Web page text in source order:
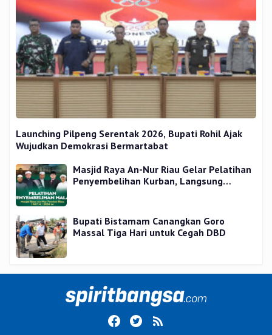
Launching Pilpeng Serentak 2026, Bupati Rohil Ajak
Wujudkan Demokrasi Bermartabat
Masjid Raya An-Nur Riau Gelar Pelatihan
Penyembelihan Kurban, Langsung
Bupati Bistamam Canangkan Goro
Massal Tiga Hari untuk Cegah DBD